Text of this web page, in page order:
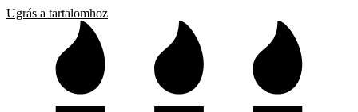
Ugrás a tartalomhoz